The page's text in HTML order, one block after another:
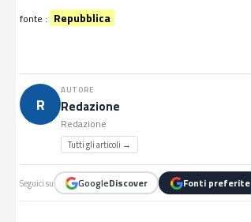
fonte : Repubblica
R
AUTORE
Redazione
Redazione
Tutti gli articoli →
Seguici su GoogleDiscover Fonti preferite